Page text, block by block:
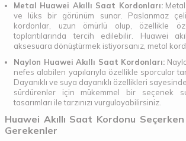
Metal Huawei Akıllı Saat Kordonları:Metal
ve lüks bir görünüm sunar. Paslanmaz
kordonlar, uzun ömürlü olup, özellikle
toplantılarında tercih edilebilir. Huawei
aksesuara dönüştürmek istiyorsanız, metal
Naylon Huawei Akıllı Saat Kordonları:
nefes alabilen yapılarıyla özellikle sporcular
Dayanıklı ve suya dayanıklı özellikleri
sürdürenler için mükemmel bir seçenek
tasarımları ile tarzınızı vurgulayabilirsiniz.
Huawei Akıllı Saat Kordonu
Gerekenler